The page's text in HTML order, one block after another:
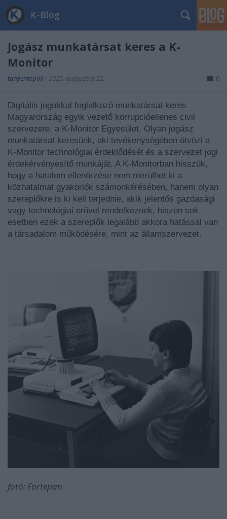
K-Blog
Jogász munkatársat keres a K-
Monitor
tangentopoli • 2025. augusztus 22. 0
Digitális jogokkal foglalkozó munkatársat keres
Magyarország egyik vezető korrupcióellenes civil
szervezete, a K-Monitor Egyesület. Olyan jogász
munkatársat keresünk, aki tevékenységében ötvözi a
K-Monitor technológiai érdeklődését és a szervezet jogi
érdekérvényesítő munkáját. A K-Monitorban hisszük,
hogy a hatalom ellenőrzése nem merülhet ki a
közhatalmat gyakorlók számonkérésében, hanem olyan
szereplőkre is ki kell terjednie, akik jelentős gazdasági
vagy technológiai erővel rendelkeznek, hiszen sok
esetben ezek a szereplők legalább akkora hatással van
a társadalom működésére, mint az államszervezet.
fotó: Fortepan